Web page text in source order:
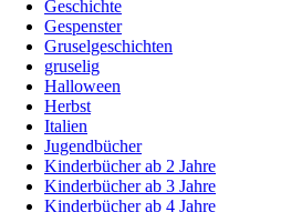
Geschichte
Gespenster
Gruselgeschichten
gruselig
Halloween
Herbst
Italien
Jugendbücher
Kinderbücher ab 2 Jahre
Kinderbücher ab 3 Jahre
Kinderbücher ab 4 Jahre